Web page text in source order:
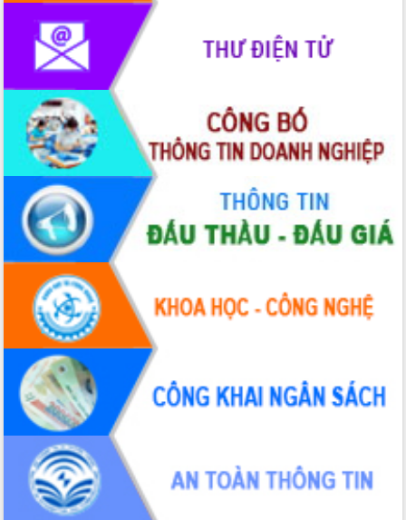
Trương Công Thái kiểm tra thực địa
Dự án cao tốc Khánh Hòa - Buôn Ma
Định vị cà phê Việt Nam như một “di
sản sống” trong dòng chảy toàn cầu
Xây dựng nông thôn mới: Nâng cao đời
sống người dân từ những mô hình thiết
thực
Quyết liệt tháo gỡ vướng mắc, đẩy
nhanh tiến độ các dự án trọng điểm
trong Khu kinh tế Nam Phú Yên
Hòn Yến phát triển du lịch gắn với bảo
tồn biển
Lấy ý kiến điều chỉnh Quy hoạch tỉnh
Đắk Lắk thời kỳ 2021-2030, tầm nhìn
đến năm 2050
Phát động chiến dịch 30 ngày đêm
giải phóng mặt bằng Tuyến đường bộ
ven biển
Đắk Lắk nỗ lực thúc đẩy tăng trưởng
kinh tế từ 10% trở lên trong Quý
II/2026
Đắk Lắk ký kết thỏa thuận hợp tác về
chuyển đổi số giai đoạn 2026 – 2030
với Tập đoàn Bưu chính Viễn thông
Việt Nam